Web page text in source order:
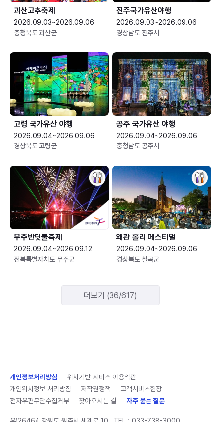
괴산고추축제
2026.09.03~2026.09.06
충청북도 괴산군
진주국가유산야행
2026.09.03~2026.09.06
경상남도 진주시
고령 국가유산 야행
2026.09.04~2026.09.06
경상북도 고령군
공주 국가유산 야행
2026.09.04~2026.09.06
충청남도 공주시
무주반딧불축제
2026.09.04~2026.09.12
전북특별자치도 무주군
왜관 홀리 페스티벌
2026.09.04~2026.09.06
경상북도 칠곡군
더보기 (36/617)
개인정보처리방침
위치기반 서비스 이용약관
개인위치정보 처리방침
저작권정책
고객서비스헌장
전자우편무단수집거부
찾아오시는 길 자주 묻는 질문